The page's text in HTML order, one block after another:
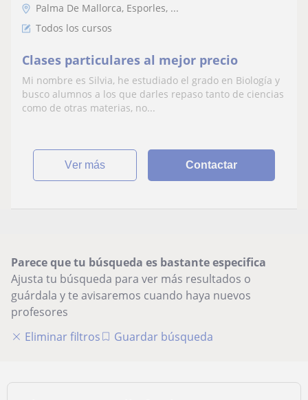
Palma De Mallorca, Esporles, ...
Todos los cursos
Clases particulares al mejor precio
Mi nombre es Silvia, he estudiado el grado en Biología y
busco alumnos a los que darles repaso tanto de ciencias
como de otras materias, no...
ver más Contactar
Parece que tu búsqueda es bastante especifica
Ajusta tu búsqueda para ver más resultados o
guárdala y te avisaremos cuando haya nuevos
profesores
Eliminar filtros
Guardar búsqueda